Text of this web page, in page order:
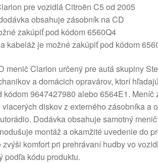
pre vozidlá Citroën C5 od 2005
obsahuje zásobník na CD
zakúpiť pod kódom 6560Q4
kabeláž je možné zakúpiť pod kódom
menič Clarion určený pre autá skupiny
a domácich opravárov, ktorí
kódom 9647427980 alebo 6564E1. Meníč
diskov z externého zásobníka a
Dodávka obsahuje samotný
montáž a okamžité uvedenie do
komfort pri prehrávaní hudby vo
podľa kódu produktu.